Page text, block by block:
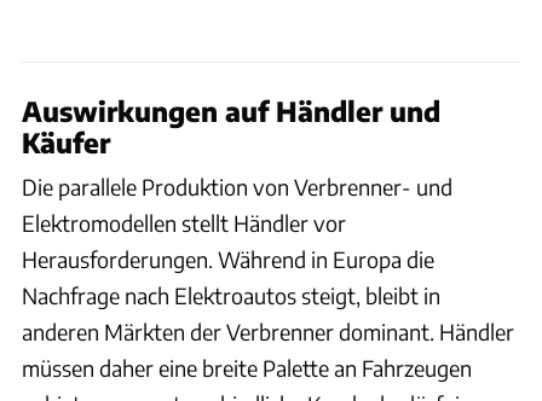
Auswirkungen auf Händler und
Käufer
Die parallele Produktion von Verbrenner- und
Elektromodellen stellt Händler vor
Herausforderungen. Während in Europa die
Nachfrage nach Elektroautos steigt, bleibt in
anderen Märkten der Verbrenner dominant. Händler
müssen daher eine breite Palette an Fahrzeugen